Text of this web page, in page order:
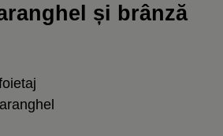
și brânză